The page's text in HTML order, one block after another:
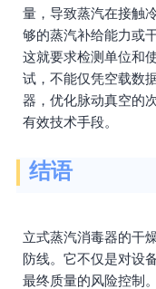
量，导致蒸汽在接触
够的蒸汽补给能力或
这就要求检测单位和
试，不能仅凭空载数
器，优化脉动真空的
有效技术手段。
结语
立式蒸汽消毒器的干
防线。它不仅是对设
最终质量的风险控制